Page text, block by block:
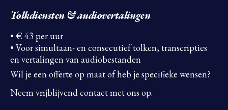
Tolkdiensten & audiovertalingen
• € 43 per uur
• Voor simultaan- en consecutief tolken, transcripties
en vertalingen van audiobestanden
Wil je een offerte op maat of heb je specifieke wensen?
Neem vrijblijvend contact met ons op.